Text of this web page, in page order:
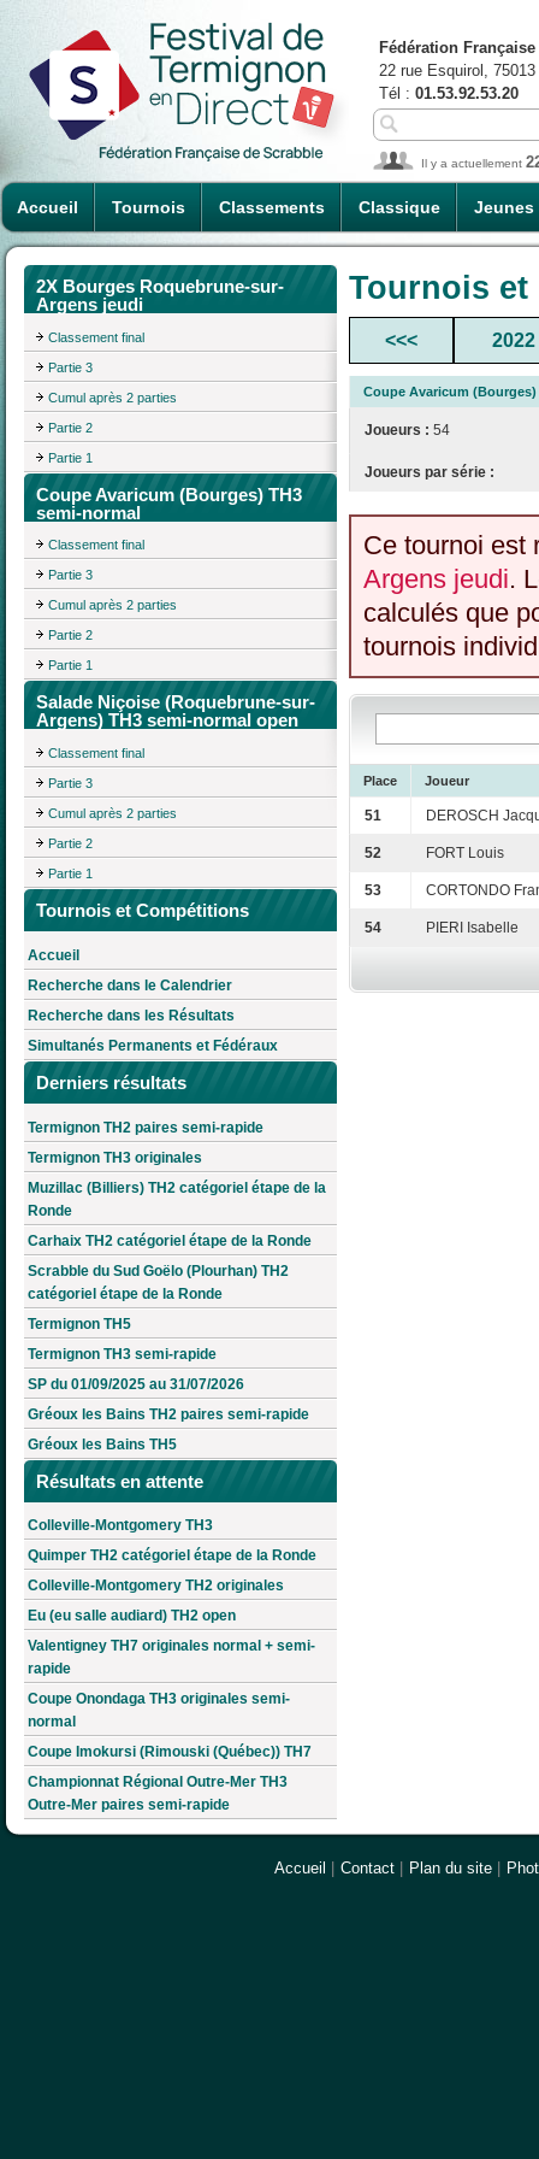
Accueil Tournois Classements Classique Jeunes
Fédération
22 rue Esquirol,
Tél : 01.53.92.53.20
Il y a actuellement
2X Bourges Roquebrune-sur-
Argens jeudi
Classement final
Partie 3
Cumul après 2 parties
Partie 2
Partie 1
Coupe Avaricum (Bourges) TH3
semi-normal
Classement final
Partie 3
Cumul après 2 parties
Partie 2
Partie 1
Salade Niçoise (Roquebrune-sur-
Argens) TH3 semi-normal open
Classement final
Partie 3
Cumul après 2 parties
Partie 2
Partie 1
Tournois et Compétitions
Accueil
Recherche dans le Calendrier
Recherche dans les Résultats
Simultanés Permanents et Fédéraux
Derniers résultats
Termignon TH2 paires semi-rapide
Termignon TH3 originales
Muzillac (Billiers) TH2 catégoriel étape de la
Ronde
Carhaix TH2 catégoriel étape de la Ronde
Scrabble du Sud Goëlo (Plourhan) TH2
catégoriel étape de la Ronde
Termignon TH5
Termignon TH3 semi-rapide
SP du 01/09/2025 au 31/07/2026
Gréoux les Bains TH2 paires semi-rapide
Gréoux les Bains TH5
Résultats en attente
Colleville-Montgomery TH3
Quimper TH2 catégoriel étape de la Ronde
Colleville-Montgomery TH2 originales
Eu (eu salle audiard) TH2 open
Valentigney TH7 originales normal + semi-
rapide
Coupe Onondaga TH3 originales semi-
normal
Coupe Imokursi (Rimouski (Québec)) TH7
Championnat Régional Outre-Mer TH3
Outre-Mer paires semi-rapide
Tournois
<<< 2022
Coupe Avaricum
Joueurs : 54
Joueurs par série :
Ce tournoi est
Argens jeudi.
calculés que
tournois
Place Joueur
51 DEROSCH
52 FORT Louis
53 CORTONDO
54 PIERI Isabelle
Accueil Contact Plan du site